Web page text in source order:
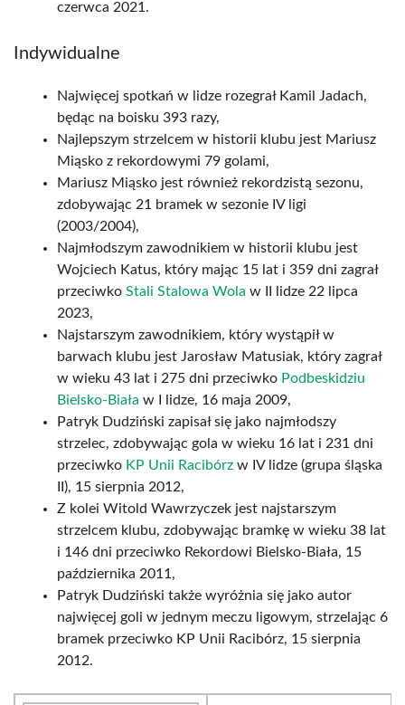
czerwca 2021.
Indywidualne
Najwięcej spotkań w lidze rozegrał Kamil Jadach,
będąc na boisku 393 razy,
Najlepszym strzelcem w historii klubu jest Mariusz
Miąsko z rekordowymi 79 golami,
Mariusz Miąsko jest również rekordzistą sezonu,
zdobywając 21 bramek w sezonie IV ligi
(2003/2004),
Najmłodszym zawodnikiem w historii klubu jest
Wojciech Katus, który mając 15 lat i 359 dni zagrał
przeciwko Stali Stalowa Wola w II lidze 22 lipca
2023,
Najstarszym zawodnikiem, który wystąpił w
barwach klubu jest Jarosław Matusiak, który zagrał
w wieku 43 lat i 275 dni przeciwko Podbeskidziu
Bielsko-Biała w I lidze, 16 maja 2009,
Patryk Dudziński zapisał się jako najmłodszy
strzelec, zdobywając gola w wieku 16 lat i 231 dni
przeciwko KP Unii Racibórz w IV lidze (grupa śląska
II), 15 sierpnia 2012,
Z kolei Witold Wawrzyczek jest najstarszym
strzelcem klubu, zdobywając bramkę w wieku 38 lat
i 146 dni przeciwko Rekordowi Bielsko-Biała, 15
października 2011,
Patryk Dudziński także wyróżnia się jako autor
najwięcej goli w jednym meczu ligowym, strzelając 6
bramek przeciwko KP Unii Racibórz, 15 sierpnia
2012.